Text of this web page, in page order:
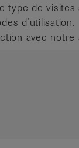
type de
avec notre